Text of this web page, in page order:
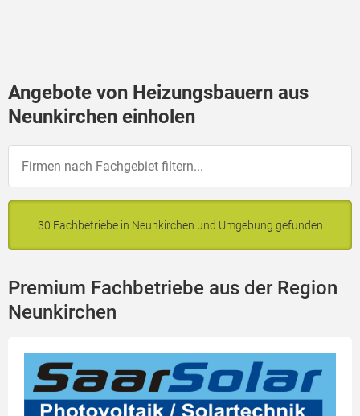
Angebote von Heizungsbauern aus
Neunkirchen einholen
30 Fachbetriebe in Neunkirchen und Umgebung gefunden
Premium Fachbetriebe aus der Region
Neunkirchen